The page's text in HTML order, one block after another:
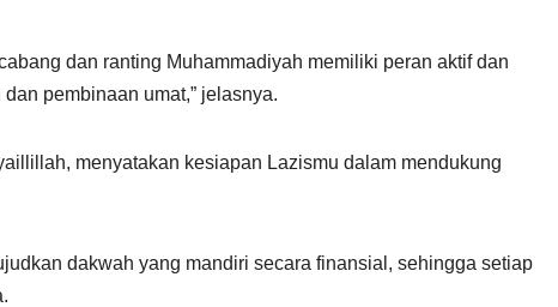
dan ranting Muhammadiyah memiliki peran aktif dan
pembinaan umat,” jelasnya.
menyatakan kesiapan Lazismu dalam mendukung
dakwah yang mandiri secara finansial, sehingga setiap